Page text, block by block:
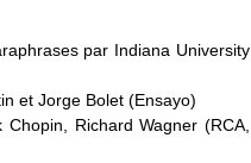
par Indiana University
et Jorge Bolet (Ensayo)
Richard Wagner (RCA,